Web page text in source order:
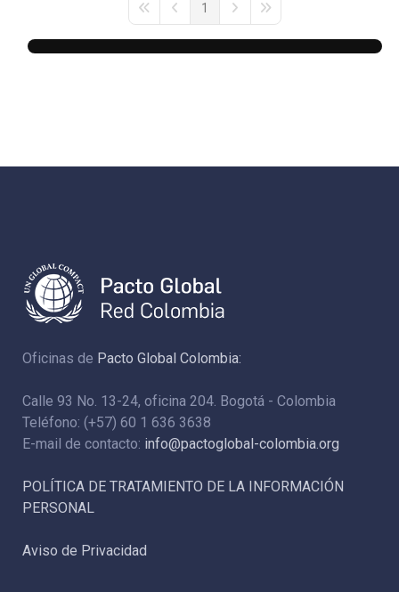
First PagePrevious Page
1
Next PageLast Page
Oficinas de Pacto Global Colombia:
Calle 93 No. 13-24, oficina 204. Bogotá - Colombia
Teléfono: (+57) 60 1 636 3638
E-mail de contacto: info@pactoglobal-colombia.org
POLÍTICA DE TRATAMIENTO DE LA INFORMACIÓN
PERSONAL
Aviso de Privacidad